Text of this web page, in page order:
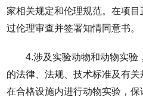
家相关规定和伦理规范。在项
过伦理审查并签署知情同意书。
4.涉及实验动物和动物实验
的法律、法规、技术标准及有关
在合格设施内进行动物实验，